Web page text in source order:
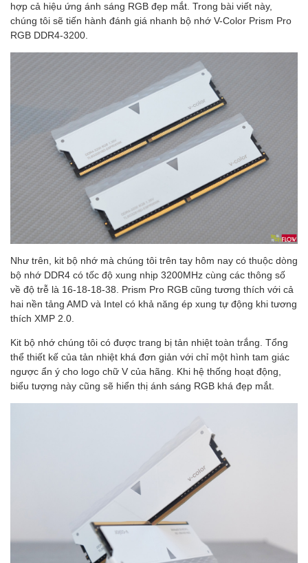
hợp cả hiệu ứng ánh sáng RGB đẹp mắt. Trong bài viết này,
chúng tôi sẽ tiến hành đánh giá nhanh bộ nhớ V-Color Prism Pro
RGB DDR4-3200.
Như trên, kit bộ nhớ mà chúng tôi trên tay hôm nay có thuộc dòng
bộ nhớ DDR4 có tốc độ xung nhịp 3200MHz cùng các thông số
về độ trễ là 16-18-18-38. Prism Pro RGB cũng tương thích với cả
hai nền tảng AMD và Intel có khả năng ép xung tự động khi tương
thích XMP 2.0.
Kit bộ nhớ chúng tôi có được trang bị tản nhiệt toàn trắng. Tổng
thể thiết kế của tản nhiệt khá đơn giản với chỉ một hình tam giác
ngược ẩn ý cho logo chữ V của hãng. Khi hệ thống hoạt động,
biểu tượng này cũng sẽ hiển thị ánh sáng RGB khá đẹp mắt.